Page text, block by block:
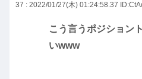
37 : 2022/01/27(木) 01:24:58.37
こう言うポジション
いwww